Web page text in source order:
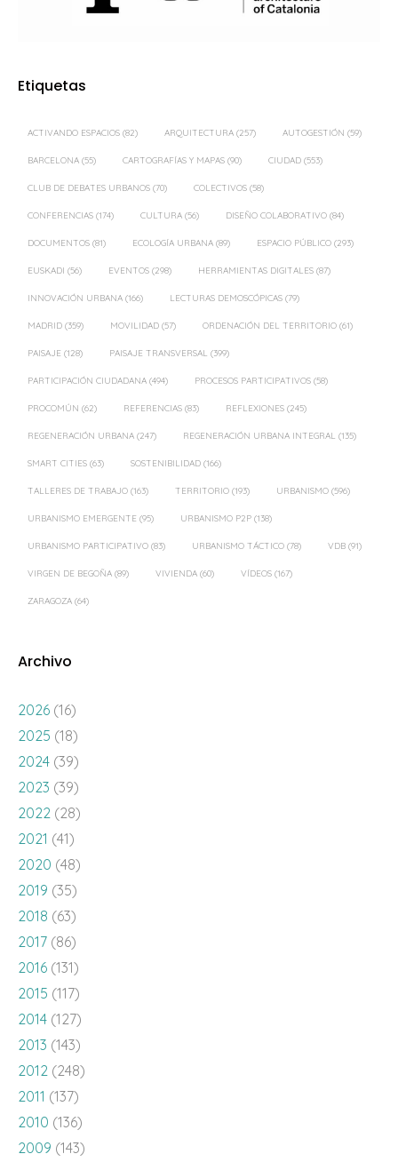
Etiquetas
ACTIVANDO ESPACIOS (82) ARQUITECTURA (257) AUTOGESTIÓN (59)
BARCELONA (55) CARTOGRAFÍAS Y MAPAS (90) CIUDAD (553)
CLUB DE DEBATES URBANOS (70) COLECTIVOS (58)
CONFERENCIAS (174) CULTURA (56) DISEÑO COLABORATIVO (84)
DOCUMENTOS (81) ECOLOGÍA URBANA (89) ESPACIO PÚBLICO (293)
EUSKADI (56) EVENTOS (298) HERRAMIENTAS DIGITALES (87)
INNOVACIÓN URBANA (166) LECTURAS DEMOSCÓPICAS (79)
MADRID (359) MOVILIDAD (57) ORDENACIÓN DEL TERRITORIO (61)
PAISAJE (128) PAISAJE TRANSVERSAL (399)
PARTICIPACIÓN CIUDADANA (494) PROCESOS PARTICIPATIVOS (58)
PROCOMÚN (62) REFERENCIAS (83) REFLEXIONES (245)
REGENERACIÓN URBANA (247) REGENERACIÓN URBANA INTEGRAL (135)
SMART CITIES (63) SOSTENIBILIDAD (166)
TALLERES DE TRABAJO (163) TERRITORIO (193) URBANISMO (596)
URBANISMO EMERGENTE (95) URBANISMO P2P (138)
URBANISMO PARTICIPATIVO (83) URBANISMO TÁCTICO (78) VDB (91)
VIRGEN DE BEGOÑA (89) VIVIENDA (60) VÍDEOS (167)
ZARAGOZA (64)
Archivo
2026 (16)
2025 (18)
2024 (39)
2023 (39)
2022 (28)
2021 (41)
2020 (48)
2019 (35)
2018 (63)
2017 (86)
2016 (131)
2015 (117)
2014 (127)
2013 (143)
2012 (248)
2011 (137)
2010 (136)
2009 (143)